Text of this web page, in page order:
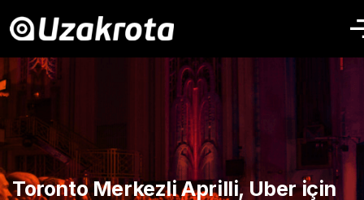
Toronto Merkezli Aprilli, Uber için